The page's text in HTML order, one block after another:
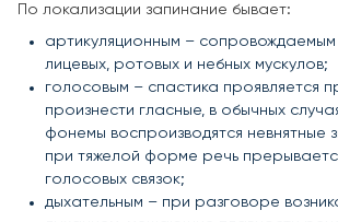
По локализации запинание бывает:
артикуляционным –
лицевых, ротовых и небных мускулов;
голосовым – спастика проявляется
произнести гласные, в обычных
фонемы воспроизводятся невнятные
при тяжелой форме речь
голосовых связок;
дыхательным – при разговоре